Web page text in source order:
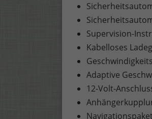
Supervision-
Kabelloses
Adaptive
12-Volt-